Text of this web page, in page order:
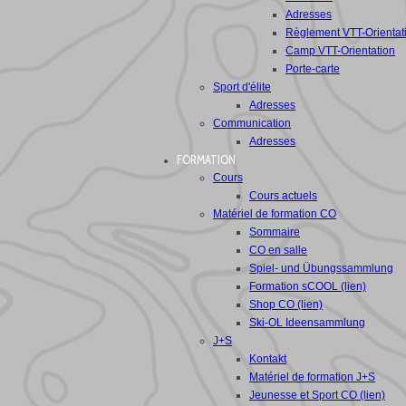
Adresses
Règlement VTT-
Camp VTT-Orientation
Porte-carte
Sport d'élite
Adresses
Communication
Adresses
FORMATION
Cours
Cours actuels
Matériel de formation CO
Sommaire
CO en salle
Spiel- und Übungssammlung
Formation sCOOL (lien)
Shop CO (lien)
Ski-OL Ideensammlung
J+S
Kontakt
Matériel de formation J+S
Jeunesse et Sport CO (lien)